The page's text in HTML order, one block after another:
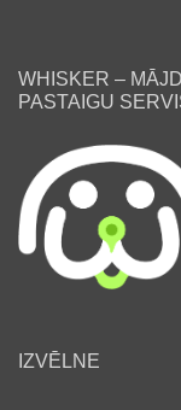
lv
WHISKER –
PASTAIGU
IZVĒLNE